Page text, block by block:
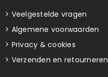
> Veelgestelde vragen
> Algemene voorwaarden
> Privacy & cookies
> Verzenden en retourneren